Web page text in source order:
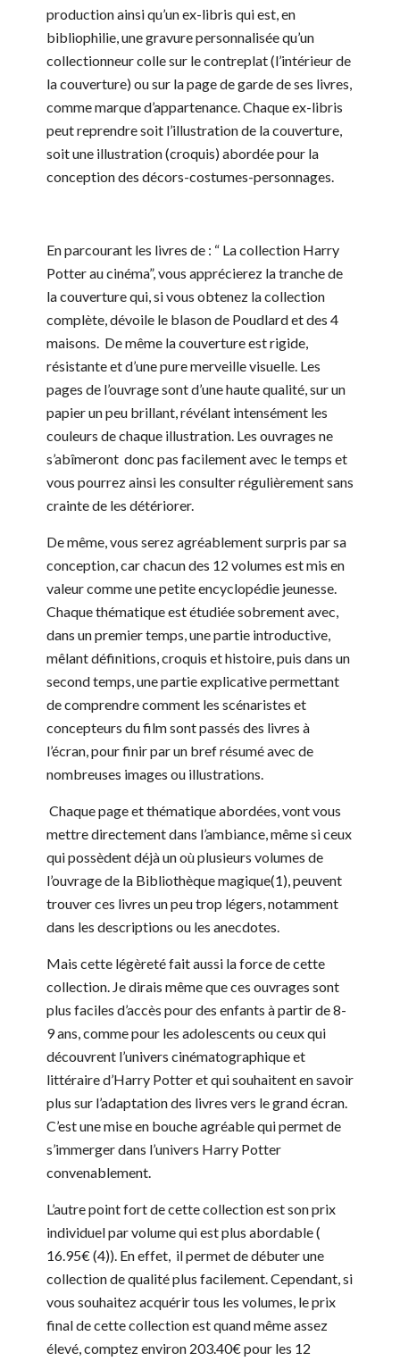
production ainsi qu’un ex-libris qui est, en
bibliophilie, une gravure personnalisée qu’un
collectionneur colle sur le contreplat (l’intérieur de
la couverture) ou sur la page de garde de ses livres,
comme marque d’appartenance. Chaque ex-libris
peut reprendre soit l’illustration de la couverture,
soit une illustration (croquis) abordée pour la
conception des décors-costumes-personnages.
En parcourant les livres de : “ La collection Harry
Potter au cinéma”, vous apprécierez la tranche de
la couverture qui, si vous obtenez la collection
complète, dévoile le blason de Poudlard et des 4
maisons. De même la couverture est rigide,
résistante et d’une pure merveille visuelle. Les
pages de l’ouvrage sont d’une haute qualité, sur un
papier un peu brillant, révélant intensément les
couleurs de chaque illustration. Les ouvrages ne
s’abîmeront donc pas facilement avec le temps et
vous pourrez ainsi les consulter régulièrement sans
crainte de les détériorer.
De même, vous serez agréablement surpris par sa
conception, car chacun des 12 volumes est mis en
valeur comme une petite encyclopédie jeunesse.
Chaque thématique est étudiée sobrement avec,
dans un premier temps, une partie introductive,
mêlant définitions, croquis et histoire, puis dans un
second temps, une partie explicative permettant
de comprendre comment les scénaristes et
concepteurs du film sont passés des livres à
l’écran, pour finir par un bref résumé avec de
nombreuses images ou illustrations.
Chaque page et thématique abordées, vont vous
mettre directement dans l’ambiance, même si ceux
qui possèdent déjà un où plusieurs volumes de
l’ouvrage de la Bibliothèque magique(1), peuvent
trouver ces livres un peu trop légers, notamment
dans les descriptions ou les anecdotes.
Mais cette légèreté fait aussi la force de cette
collection. Je dirais même que ces ouvrages sont
plus faciles d’accès pour des enfants à partir de 8-
9 ans, comme pour les adolescents ou ceux qui
découvrent l’univers cinématographique et
littéraire d’Harry Potter et qui souhaitent en savoir
plus sur l’adaptation des livres vers le grand écran.
C’est une mise en bouche agréable qui permet de
s’immerger dans l’univers Harry Potter
convenablement.
L’autre point fort de cette collection est son prix
individuel par volume qui est plus abordable (
16.95€ (4)). En effet, il permet de débuter une
collection de qualité plus facilement. Cependant, si
vous souhaitez acquérir tous les volumes, le prix
final de cette collection est quand même assez
élevé, comptez environ 203.40€ pour les 12